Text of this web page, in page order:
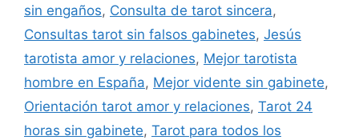
sin engaños, Consulta de tarot sincera,
Consultas tarot sin falsos gabinetes, Jesús
tarotista amor y relaciones, Mejor tarotista
hombre en España, Mejor vidente sin gabinete,
Orientación tarot amor y relaciones, Tarot 24
horas sin gabinete, Tarot para todos los